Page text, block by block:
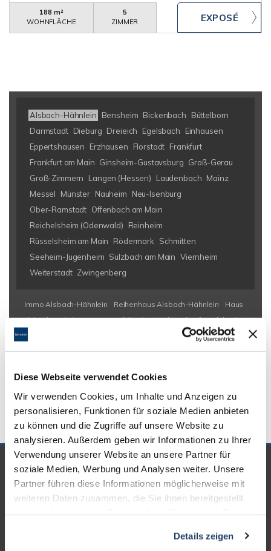
Diese Webseite verwendet Cookies
Wir verwenden Cookies, um Inhalte und Anzeigen zu
personalisieren, Funktionen für soziale Medien anbieten
zu können und die Zugriffe auf unsere Website zu
analysieren. Außerdem geben wir Informationen zu Ihrer
Verwendung unserer Website an unsere Partner für
soziale Medien, Werbung und Analysen weiter. Unsere
Partner führen diese Informationen möglicherweise mit
weiteren Daten zusammen, die Sie ihnen bereitgestellt
Details zeigen
188 m²
WOHNFLÄCHE
5
ZIMMER
Alsbach-Hähnlein Bensheim Bickenbach
Büttelborn
Darmstadt Dieburg Dreieich Egelsbach
Einhausen
Eppertshausen
Erzhausen Florstadt Frankfurt
Frankfurt am Main Ginsheim-Gustavsburg Groß-Gerau
Groß-Zimmern
Langen (Hessen) Laudenbach Mainz
Messel
Münster Nauheim
Neu-Isenburg
Ober-Ramstadt Offenbach am Main
Reichelsheim (Odenwald)
Reinheim
Rüsselsheim am Main
Rödermark
Schmitten
Seeheim-Jugenheim Sulzbach am Main Viernheim
Weiterstadt Zwingenberg
Immo Alsbach-Hähnlein Reihenhaus Alsbach-Hähnlein
Haus
Alsbach-Hähnlein
Häuser Alsbach-Hähnlein
kaufen Alsbach-
Hähnlein
Immobilien Alsbach-
Hähnlein
Hauskauf Alsbach-Hähnlein
Immobilienkauf Alsbach-
Alsbach-Hähnlein
UNSERE PARTNER &
AUSZEICHNUNGEN